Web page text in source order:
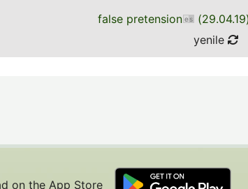
false pretension (29.04.19
yenile